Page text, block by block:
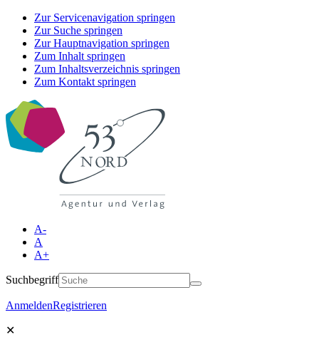
Zur Servicenavigation springen
Zur Suche springen
Zur Hauptnavigation springen
Zum Inhalt springen
Zum Inhaltsverzeichnis springen
Zum Kontakt springen
A-
A
A+
Suchbegriff
AnmeldenRegistrieren
✕